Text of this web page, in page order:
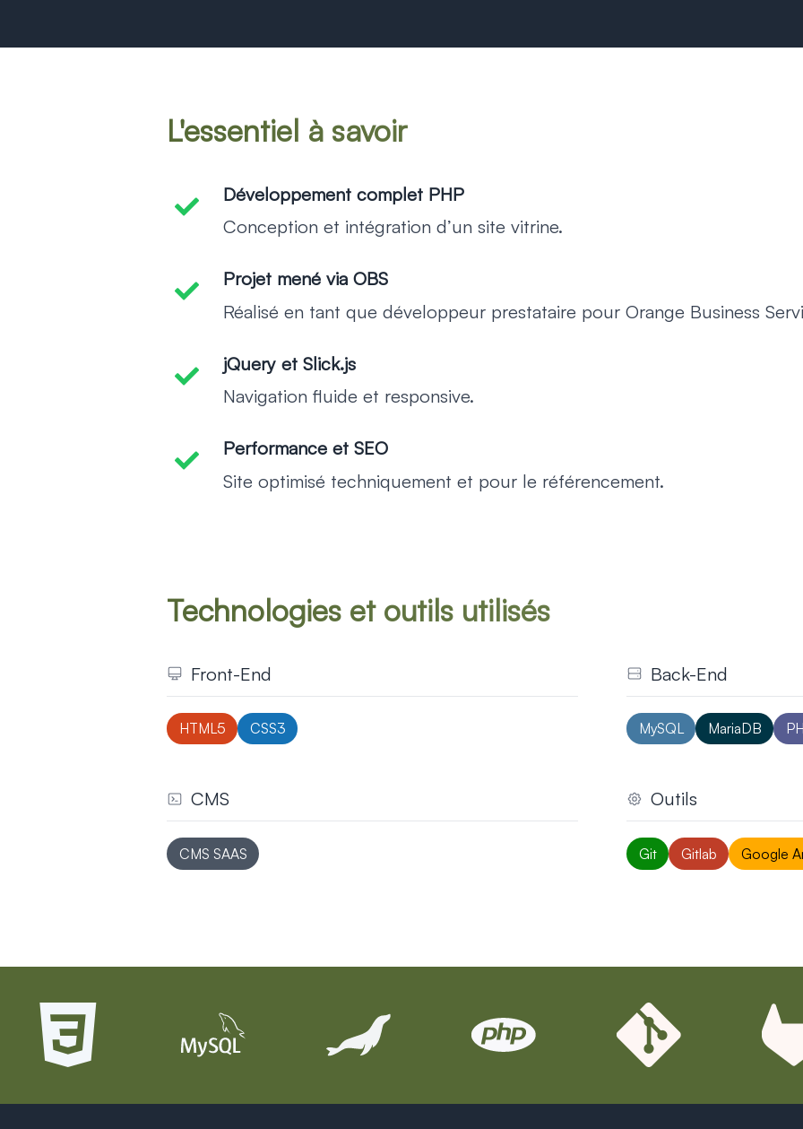
L'essentiel à savoir
Développement complet PHP
Conception et intégration d’un site vitrine.
Projet mené via OBS
Réalisé en tant que développeur prestataire pour Orange Business
jQuery et Slick.js
Navigation fluide et responsive.
Performance et SEO
Site optimisé techniquement et pour le référencement.
Technologies et outils utiliséspour le
Développement
Front-End
moderne et accessible
HTML5 CSS3
Développement
Back-End
robuste et performant
MySQL MariaDB
CMS
Système de gestion de contenu (Wordpress, Shopify, Sitecore, etc...)
CMS SAAS
Outils
techniques et de
Git Gitlab Google